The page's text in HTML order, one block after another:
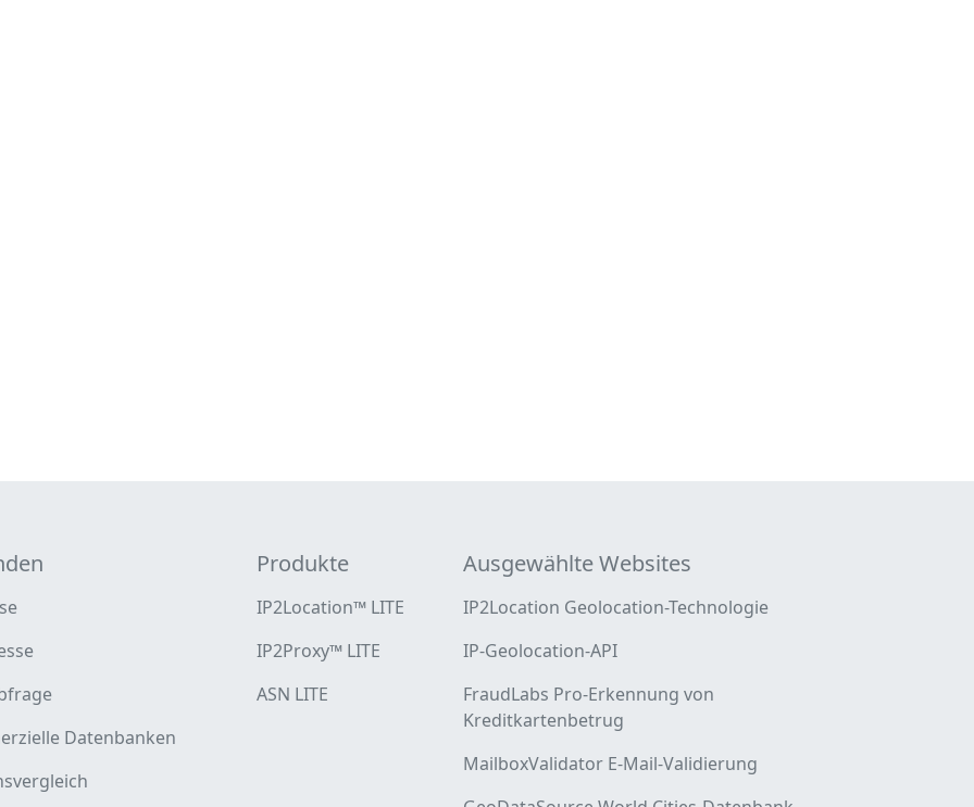
Datenbanken
Produkte
IP2Location™ LITE
IP2Proxy™ LITE
ASN LITE
Ausgewählte Websites
IP2Location Geolocation-Technologie
IP-Geolocation-API
FraudLabs Pro-Erkennung von
Kreditkartenbetrug
MailboxValidator E-Mail-Validierung